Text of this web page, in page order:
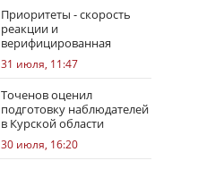
Приоритеты - скорость
реакции и
верифицированная
правовая позиция
31 июля, 11:47
Точенов оценил
подготовку наблюдателей
в Курской области
30 июля, 16:20